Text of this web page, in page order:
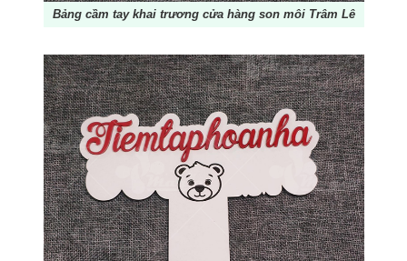
Bảng cầm tay khai trương cửa hàng son môi Trâm Lê